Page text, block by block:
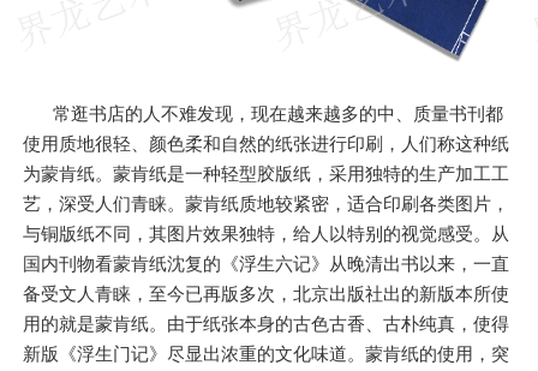
常逛书店的人不难发现，现在越来越多的中、质量书刊都
使用质地很轻、颜色柔和自然的纸张进行印刷，人们称这种纸
为蒙肯纸。蒙肯纸是一种轻型胶版纸，采用独特的生产加工工
艺，深受人们青睐。蒙肯纸质地较紧密，适合印刷各类图片，
与铜版纸不同，其图片效果独特，给人以特别的视觉感受。从
国内刊物看蒙肯纸沈复的《浮生六记》从晚清出书以来，一直
备受文人青睐，至今已再版多次，北京出版社出的新版本所使
用的就是蒙肯纸。由于纸张本身的古色古香、古朴纯真，使得
新版《浮生门记》尽显出浓重的文化味道。蒙肯纸的使用，突